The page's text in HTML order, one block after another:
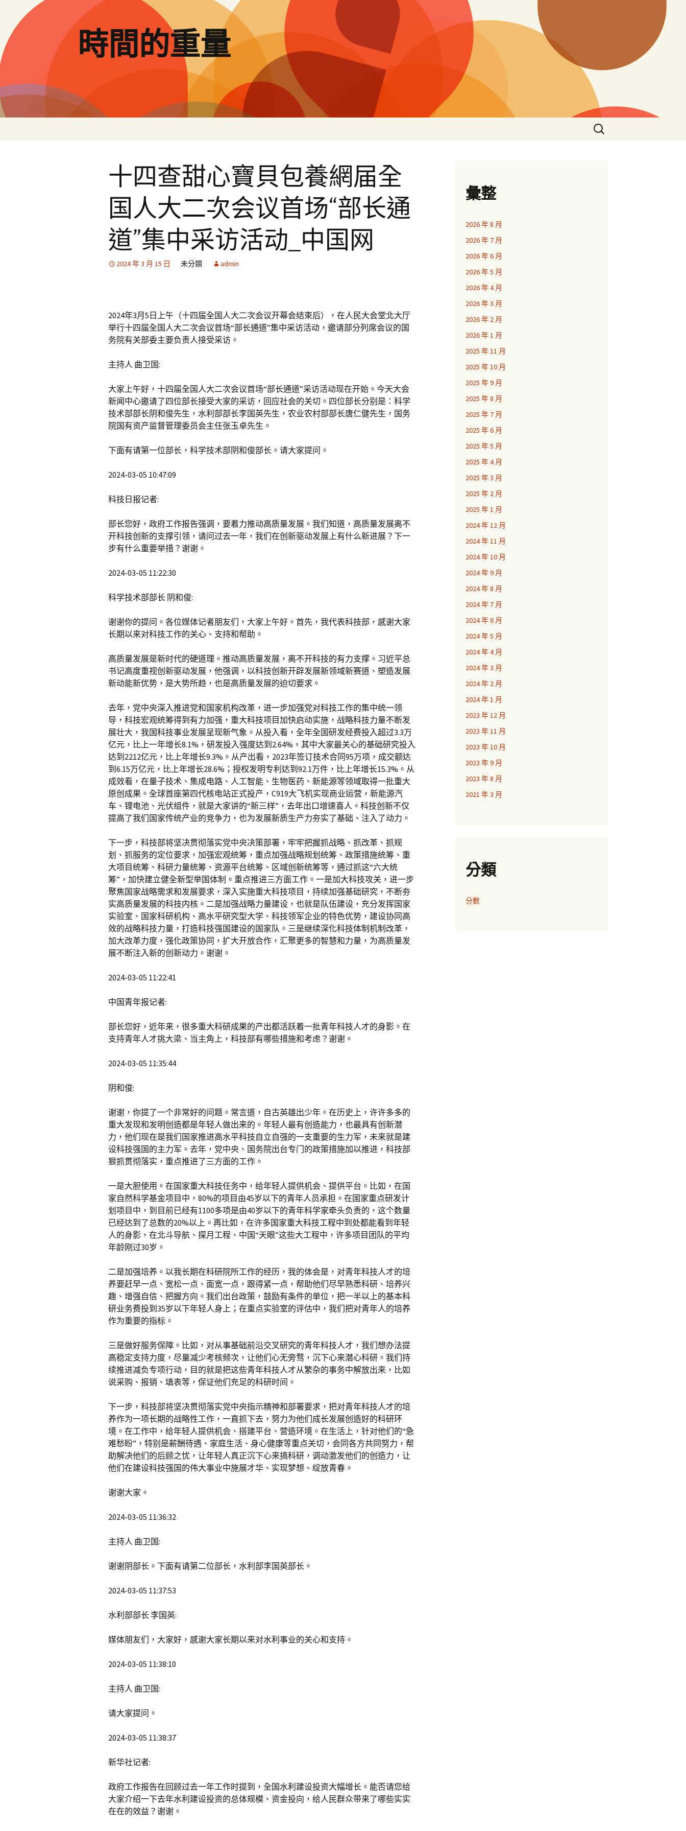
要
內
容
時間的重量
搜
尋
十四查甜心寶貝包養網届全
国人大二次会议首场“部长通
道”集中采访活动_中国网
2024 年 3 月 15 日 未分類 admin
2024年3月5日上午（十四届全国人大二次会议开幕会结束后），在人民大会堂北大厅
举行十四届全国人大二次会议首场“部长通道”集中采访活动，邀请部分列席会议的国
务院有关部委主要负责人接受采访。
主持人 曲卫国:
大家上午好，十四届全国人大二次会议首场“部长通道”采访活动现在开始。今天大会
新闻中心邀请了四位部长接受大家的采访，回应社会的关切。四位部长分别是：科学
技术部部长阴和俊先生，水利部部长李国英先生，农业农村部部长唐仁健先生，国务
院国有资产监督管理委员会主任张玉卓先生。
下面有请第一位部长，科学技术部阴和俊部长。请大家提问。
2024-03-05 10:47:09
科技日报记者:
部长您好，政府工作报告强调，要着力推动高质量发展。我们知道，高质量发展离不
开科技创新的支撑引领，请问过去一年，我们在创新驱动发展上有什么新进展？下一
步有什么重要举措？谢谢。
2024-03-05 11:22:30
科学技术部部长 阴和俊:
谢谢你的提问。各位媒体记者朋友们，大家上午好。首先，我代表科技部，感谢大家
长期以来对科技工作的关心、支持和帮助。
高质量发展是新时代的硬道理。推动高质量发展，离不开科技的有力支撑。习近平总
书记高度重视创新驱动发展，他强调，以科技创新开辟发展新领域新赛道、塑造发展
新动能新优势，是大势所趋，也是高质量发展的迫切要求。
去年，党中央深入推进党和国家机构改革，进一步加强党对科技工作的集中统一领
导，科技宏观统筹得到有力加强，重大科技项目加快启动实施，战略科技力量不断发
展壮大，我国科技事业发展呈现新气象。从投入看，全年全国研发经费投入超过3.3万
亿元，比上一年增长8.1%，研发投入强度达到2.64%，其中大家最关心的基础研究投入
达到2212亿元，比上年增长9.3%。从产出看，2023年签订技术合同95万项，成交额达
到6.15万亿元，比上年增长28.6%；授权发明专利达到92.1万件，比上年增长15.3%。从
成效看，在量子技术、集成电路、人工智能、生物医药、新能源等领域取得一批重大
原创成果。全球首座第四代核电站正式投产，C919大飞机实现商业运营，新能源汽
车、锂电池、光伏组件，就是大家讲的“新三样”，去年出口增速喜人。科技创新不仅
提高了我们国家传统产业的竞争力，也为发展新质生产力夯实了基础、注入了动力。
下一步，科技部将坚决贯彻落实党中央决策部署，牢牢把握抓战略、抓改革、抓规
划、抓服务的定位要求，加强宏观统筹，重点加强战略规划统筹、政策措施统筹、重
大项目统筹、科研力量统筹、资源平台统筹、区域创新统筹等，通过抓这“六大统
筹”，加快建立健全新型举国体制。重点推进三方面工作。一是加大科技攻关，进一步
聚焦国家战略需求和发展要求，深入实施重大科技项目，持续加强基础研究，不断夯
实高质量发展的科技内核。二是加强战略力量建设，也就是队伍建设，充分发挥国家
实验室、国家科研机构、高水平研究型大学、科技领军企业的特色优势，建设协同高
效的战略科技力量，打造科技强国建设的国家队。三是继续深化科技体制机制改革，
加大改革力度，强化政策协同，扩大开放合作，汇聚更多的智慧和力量，为高质量发
展不断注入新的创新动力。谢谢。
2024-03-05 11:22:41
中国青年报记者:
部长您好，近年来，很多重大科研成果的产出都活跃着一批青年科技人才的身影。在
支持青年人才挑大梁、当主角上，科技部有哪些措施和考虑？谢谢。
2024-03-05 11:35:44
阴和俊:
谢谢，你提了一个非常好的问题。常言道，自古英雄出少年。在历史上，许许多多的
重大发现和发明创造都是年轻人做出来的。年轻人最有创造能力，也最具有创新潜
力，他们现在是我们国家推进高水平科技自立自强的一支重要的生力军，未来就是建
设科技强国的主力军。去年，党中央、国务院出台专门的政策措施加以推进，科技部
狠抓贯彻落实，重点推进了三方面的工作。
一是大胆使用。在国家重大科技任务中，给年轻人提供机会、提供平台。比如，在国
家自然科学基金项目中，80%的项目由45岁以下的青年人员承担。在国家重点研发计
划项目中，到目前已经有1100多项是由40岁以下的青年科学家牵头负责的，这个数量
已经达到了总数的20%以上。再比如，在许多国家重大科技工程中到处都能看到年轻
人的身影，在北斗导航、探月工程、中国“天眼”这些大工程中，许多项目团队的平均
年龄刚过30岁。
二是加强培养。以我长期在科研院所工作的经历，我的体会是，对青年科技人才的培
养要赶早一点、宽松一点、面宽一点，跟得紧一点，帮助他们尽早熟悉科研、培养兴
趣、增强自信、把握方向。我们出台政策，鼓励有条件的单位，把一半以上的基本科
研业务费投到35岁以下年轻人身上；在重点实验室的评估中，我们把对青年人的培养
作为重要的指标。
三是做好服务保障。比如，对从事基础前沿交叉研究的青年科技人才，我们想办法提
高稳定支持力度，尽量减少考核频次，让他们心无旁骛，沉下心来潜心科研。我们持
续推进减负专项行动，目的就是把这些青年科技人才从繁杂的事务中解放出来，比如
说采购、报销、填表等，保证他们充足的科研时间。
下一步，科技部将坚决贯彻落实党中央指示精神和部署要求，把对青年科技人才的培
养作为一项长期的战略性工作，一直抓下去，努力为他们成长发展创造好的科研环
境。在工作中，给年轻人提供机会、搭建平台、营造环境。在生活上，针对他们的“急
难愁盼”，特别是薪酬待遇、家庭生活、身心健康等重点关切，会同各方共同努力，帮
助解决他们的后顾之忧，让年轻人真正沉下心来搞科研，调动激发他们的创造力，让
他们在建设科技强国的伟大事业中施展才华、实现梦想、绽放青春。
谢谢大家。
2024-03-05 11:36:32
主持人 曲卫国:
谢谢阴部长。下面有请第二位部长，水利部李国英部长。
2024-03-05 11:37:53
水利部部长 李国英:
媒体朋友们，大家好，感谢大家长期以来对水利事业的关心和支持。
2024-03-05 11:38:10
主持人 曲卫国:
请大家提问。
2024-03-05 11:38:37
新华社记者:
政府工作报告在回顾过去一年工作时提到，全国水利建设投资大幅增长。能否请您给
大家介绍一下去年水利建设投资的总体规模、资金投向，给人民群众带来了哪些实实
在在的效益？谢谢。
彙整
2026 年 8 月
2026 年 7 月
2026 年 6 月
2026 年 5 月
2026 年 4 月
2026 年 3 月
2026 年 2 月
2026 年 1 月
2025 年 11 月
2025 年 10 月
2025 年 9 月
2025 年 8 月
2025 年 7 月
2025 年 6 月
2025 年 5 月
2025 年 4 月
2025 年 3 月
2025 年 2 月
2025 年 1 月
2024 年 12 月
2024 年 11 月
2024 年 10 月
2024 年 9 月
2024 年 8 月
2024 年 7 月
2024 年 6 月
2024 年 5 月
2024 年 4 月
2024 年 3 月
2024 年 2 月
2024 年 1 月
2023 年 12 月
2023 年 11 月
2023 年 10 月
2023 年 9 月
2023 年 8 月
2021 年 3 月
分類
分數